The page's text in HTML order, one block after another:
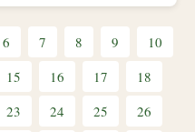
6 7 8 9
10
15 16 17
18
23 24 25
26